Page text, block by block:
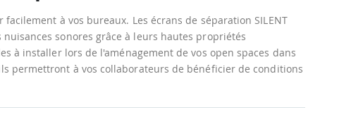
à vos bureaux. Les écrans de séparation SILENT
sonores grâce à leurs hautes propriétés
à installer lors de l'aménagement de vos open spaces dans
permettront à vos collaborateurs de bénéficier de conditions